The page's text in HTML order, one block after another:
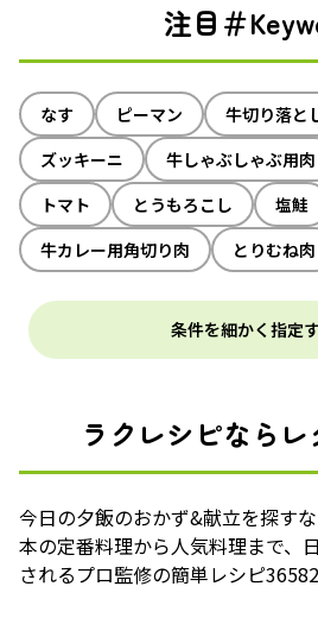
注目＃
なす ピーマン 牛切り落と
ズッキーニ
牛しゃぶしゃぶ用肉
トマト
とうもろこし 塩鮭
牛カレー用角切り肉
とりむね肉
条件を細かく指定
ラクレシピなら
今日の夕飯のおかず&献立を探す
本の定番料理から人気料理まで、
されるプロ監修の簡単レシピ